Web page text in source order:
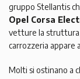
gruppo Stellantis
Opel Corsa
vetture la
carrozzeria appare
Molti si ostinano a